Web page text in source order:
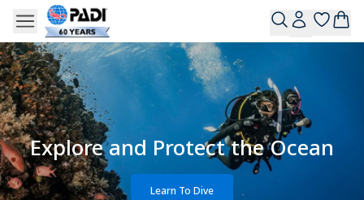
Explore and Protect the Ocean
Learn To Dive